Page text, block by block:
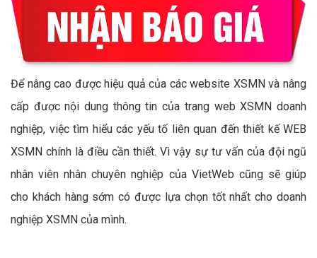
Để nâng cao được hiệu quả của các website XSMN và nâng
cấp được nội dung thông tin của trang web XSMN doanh
nghiệp, việc tìm hiểu các yếu tố liên quan đến thiết kế WEB
XSMN chính là điều cần thiết. Vì vậy sự tư vấn của đội ngũ
nhân viên nhân chuyên nghiệp của VietWeb cũng sẽ giúp
cho khách hàng sớm có được lựa chọn tốt nhất cho doanh
nghiệp XSMN của mình.